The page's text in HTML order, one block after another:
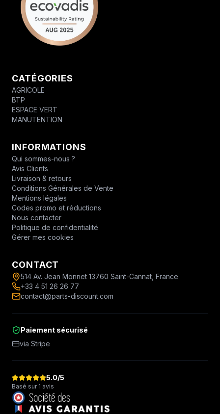
CATÉGORIES
AGRICOLE
BTP
ESPACE VERT
MANUTENTION
INFORMATIONS
Qui sommes-nous ?
Avis Clients
Livraison & retours
Conditions Générales de Vente
Mentions légales
Codes promo et réductions
Nous contacter
Politique de confidentialité
Gérer mes cookies
CONTACT
514 Av. Jean Monnet 13760 Saint-Cannat, France
+33 4 51 26 26 77
contact@parts-discount.com
Paiement sécurisé
via Stripe
5.0/5
Basé sur 1 avis